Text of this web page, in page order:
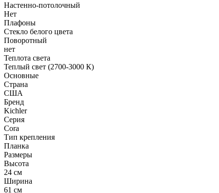
Настенно-потолочный
Нет
Плафоны
Стекло белого цвета
Поворотный
нет
Теплота света
Теплый свет (2700-3000 К)
Основные
Страна
США
Бренд
Kichler
Серия
Cora
Тип крепления
Планка
Размеры
Высота
24 см
Ширина
61 см